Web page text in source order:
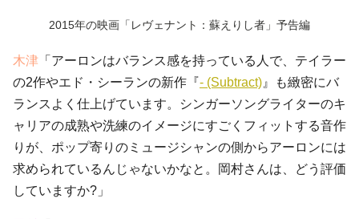
2015年の映画「レヴェナント：蘇えりし者」予告編
木津 「アーロンはバランス感を持っている人で、テイラー
の2作やエド・シーランの新作『- (Subtract) 』も緻密にバ
ランスよく仕上げています。シンガーソングライターのキ
ャリアの成熟や洗練のイメージにすごくフィットする音作
りが、ポップ寄りのミュージシャンの側からアーロンには
求められているんじゃないかなと。岡村さんは、どう評価
していますか?」